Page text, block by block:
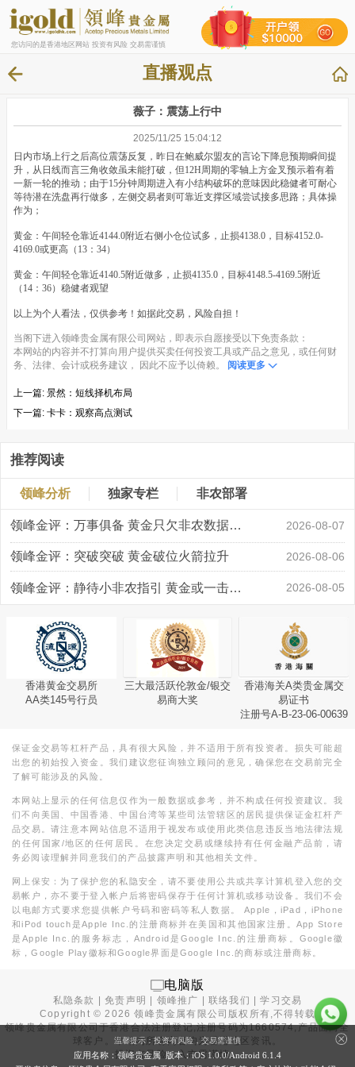
您访问的是香港地区网站 投资有风险 交易需谨慎
直播观点
薇子：震荡上行中
2025/11/25 15:04:12
日内市场上行之后高位震荡反复，昨日在鲍威尔盟友的言论下降息预期瞬间提
升，从日线而言三角收敛虽未能打破，但12H周期的零轴上方金叉预示着有着
一新一轮的推动；由于15分钟周期进入有小结构破坏的意味因此稳健者可耐心
等待潜在洗盘再行做多，左侧交易者则可靠近支撑区域尝试接多思路；具体操
作为；
黄金：午间轻仓靠近4144.0附近右侧小仓位试多，止损4138.0，目标4152.0-
4169.0或更高（13：34）
黄金：午间轻仓靠近4140.5附近做多，止损4135.0，目标4148.5-4169.5附近
（14：36）稳健者观望
以上为个人看法，仅供参考！如据此交易，风险自担！
当阁下进入领峰贵金属有限公司网站，即表示自愿接受以下免责条款：
本网站的内容并不打算向用户提供买卖任何投资工具或产品之意见，或任何财
务、法律、会计或税务建议， 因此不应予以倚赖。
阅读更多
上一篇: 景然：短线择机布局
下一篇: 卡卡：观察高点测试
推荐阅读
领峰分析 独家专栏 非农部署
领峰金评：万事俱备 黄金只欠非农数据“东风” 2026-08-07
领峰金评：突破突破 黄金破位火箭拉升 2026-08-06
领峰金评：静待小非农指引 黄金或一击破局 2026-08-05
香港黄金交易所
AA类145号行员
三大最活跃伦敦金/银交
易商大奖
香港海关A类贵金属交
易证书
注册号A-B-23-06-00639
保证金交易等杠杆产品，具有很大风险，并不适用于所有投资者。损失可能超
出您的初始投入资金。我们建议您征询独立顾问的意见，确保您在交易前完全
了解可能涉及的风险。
本网站上显示的任何信息仅作为一般数据或参考，并不构成任何投资建议。我
们不向美国、中国香港、中国台湾等某些司法管辖区的居民提供保证金杠杆产
品交易。请注意本网站信息不适用于视发布或使用此类信息违反当地法律法规
的任何国家/地区的任何居民。在您决定交易或继续持有任何金融产品前，请
务必阅读理解并同意我们的产品披露声明和其他相关文件。
网上保安：为了保护您的私隐安全，请不要使用公共或共享计算机登入您的交
易帐户，亦不要于登入帐户后将密码保存于任何计算机或移动设备。我们不会
以电邮方式要求您提供帐户号码和密码等私人数据。 Apple，iPad，iPhone
和iPod touch是Apple Inc.的注册商标并在美国和其他国家注册。App Store
是Apple Inc.的服务标志，Android是Google Inc.的注册商标。Google徽
标，Google Play徽标和Google界面是Google Inc.的商标或注册商标。
电脑版
私隐条款 |免责声明 领峰推广 |联络我们 |学习交易
Copyright ©2026 领峰贵金属有限公司版权所有,不得转载
领峰贵金属有限公司于香港合法注册登记,注册号码为1660574,产品面向全
球客户。本站内所有内容均为香港地区资讯。
投资有风险，入市需谨慎。
温馨提示：投资有风险，交易需谨慎
应用名称：领峰贵金属 版本：iOS 1.0.0/Android 6.1.4